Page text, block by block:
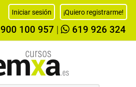
Iniciar sesión ¡Quiero registrarme!
900 100 957 619 926 324